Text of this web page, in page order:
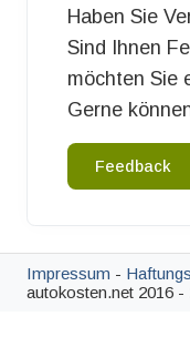
Haben Sie
Sind Ihnen
möchten Sie
Gerne
Feedback
Impressum -
autokosten.net 2016 -